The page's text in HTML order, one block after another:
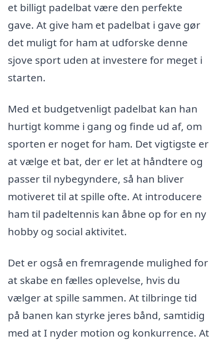
et billigt padelbat være den perfekte
gave. At give ham et padelbat i gave gør
det muligt for ham at udforske denne
sjove sport uden at investere for meget i
starten.
Med et budgetvenligt padelbat kan han
hurtigt komme i gang og finde ud af, om
sporten er noget for ham. Det vigtigste er
at vælge et bat, der er let at håndtere og
passer til nybegyndere, så han bliver
motiveret til at spille ofte. At introducere
ham til padeltennis kan åbne op for en ny
hobby og social aktivitet.
Det er også en fremragende mulighed for
at skabe en fælles oplevelse, hvis du
vælger at spille sammen. At tilbringe tid
på banen kan styrke jeres bånd, samtidig
med at I nyder motion og konkurrence. At